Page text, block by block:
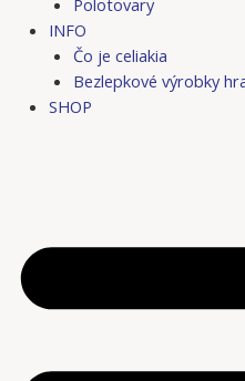
Polotovary
INFO
Čo je celiakia
Bezlepkové výrobky
SHOP